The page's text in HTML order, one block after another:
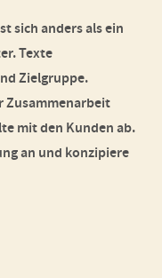
sich anders als ein
Texte
Zielgruppe.
Zusammenarbeit
mit den Kunden ab.
an und konzipiere